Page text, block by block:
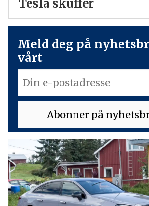
Tesla skuffer
Meld deg på
vårt